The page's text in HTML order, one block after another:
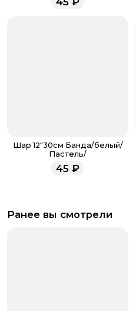
всегда рады
Шар 12"30см Банда/белый/
Пастель/
45 ₽
Ранее вы смотрели